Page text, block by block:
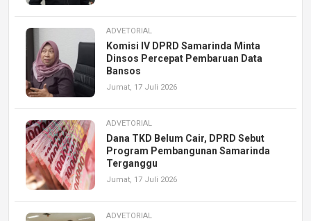
ADVETORIAL
Komisi IV DPRD Samarinda Minta
Dinsos Percepat Pembaruan Data
Bansos
Jumat, 17 Juli 2026
ADVETORIAL
Dana TKD Belum Cair, DPRD Sebut
Program Pembangunan Samarinda
Terganggu
Jumat, 17 Juli 2026
ADVETORIAL